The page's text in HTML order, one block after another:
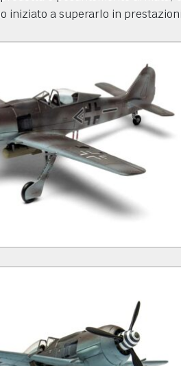
iniziato a superarlo in